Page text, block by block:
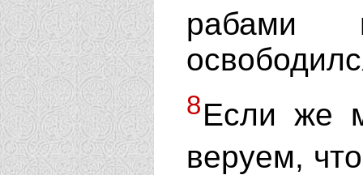
рабами
8Если же
веруем,